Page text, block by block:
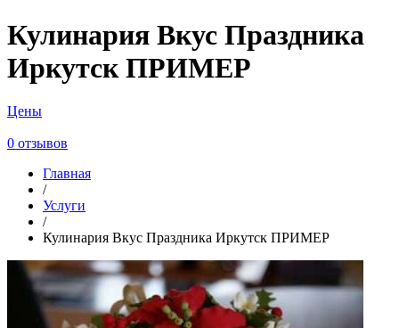
Кулинария Вкус Праздника
Иркутск ПРИМЕР
Цены
0 отзывов
Главная
/
Услуги
/
Кулинария Вкус Праздника Иркутск ПРИМЕР